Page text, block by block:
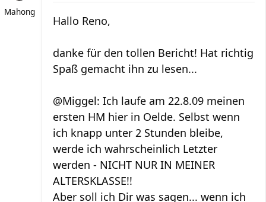
Mahong
Hallo Reno,
danke für den tollen Bericht! Hat richtig
Spaß gemacht ihn zu lesen...
@Miggel: Ich laufe am 22.8.09 meinen
ersten HM hier in Oelde. Selbst wenn
ich knapp unter 2 Stunden bleibe,
werde ich wahrscheinlich Letzter
werden - NICHT NUR IN MEINER
ALTERSKLASSE!!
Aber soll ich Dir was sagen... wenn ich